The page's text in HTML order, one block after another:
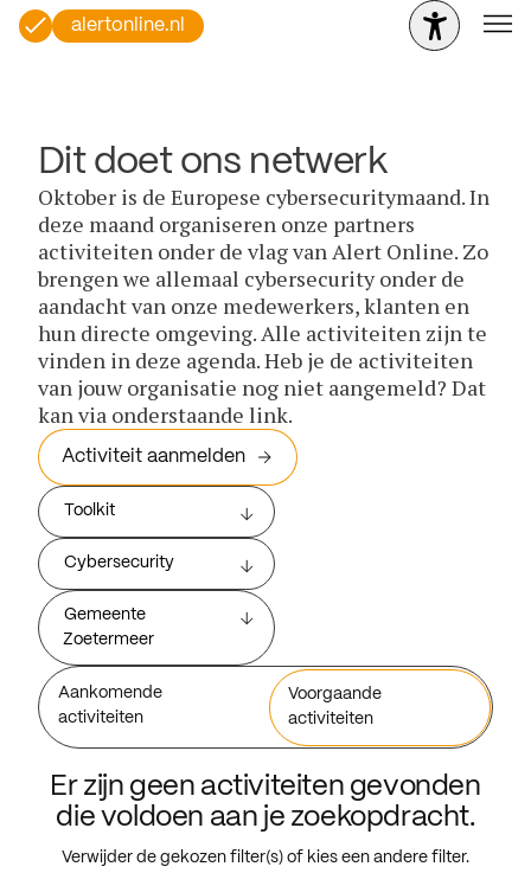
alertonline.nl
Dit doet ons netwerk
Oktober is de Europese cybersecuritymaand. In
deze maand organiseren onze partners
activiteiten onder de vlag van Alert Online. Zo
brengen we allemaal cybersecurity onder de
aandacht van onze medewerkers, klanten en
hun directe omgeving. Alle activiteiten zijn te
vinden in deze agenda. Heb je de activiteiten
van jouw organisatie nog niet aangemeld? Dat
kan via onderstaande link.
Activiteit aanmelden
Toolkit
Cybersecurity
Gemeente
Zoetermeer
Aankomende
activiteiten
Voorgaande
activiteiten
Er zijn geen activiteiten gevonden
die voldoen aan je zoekopdracht.
Verwijder de gekozen filter(s) of kies een andere filter.